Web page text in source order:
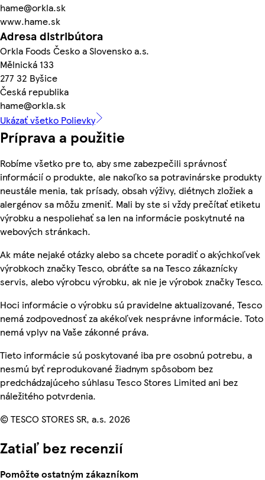
hame@orkla.sk
www.hame.sk
Adresa distribútora
Orkla Foods Česko a Slovensko a.s.
Mělnická 133
277 32 Byšice
Česká republika
hame@orkla.sk
Ukázať všetko Polievky
Príprava a použitie
Robíme všetko pre to, aby sme zabezpečili správnosť
informácií o produkte, ale nakoľko sa potravinárske produkty
neustále menia, tak prísady, obsah výživy, diétnych zložiek a
alergénov sa môžu zmeniť. Mali by ste si vždy prečítať etiketu
výrobku a nespoliehať sa len na informácie poskytnuté na
webových stránkach.
Ak máte nejaké otázky alebo sa chcete poradiť o akýchkoľvek
výrobkoch značky Tesco, obráťte sa na Tesco zákaznícky
servis, alebo výrobcu výrobku, ak nie je výrobok značky Tesco.
Hoci informácie o výrobku sú pravidelne aktualizované, Tesco
nemá zodpovednosť za akékoľvek nesprávne informácie. Toto
nemá vplyv na Vaše zákonné práva.
Tieto informácie sú poskytované iba pre osobnú potrebu, a
nesmú byť reprodukované žiadnym spôsobom bez
predchádzajúceho súhlasu Tesco Stores Limited ani bez
náležitého potvrdenia.
© TESCO STORES SR, a.s. 2026
Zatiaľ bez recenzií
Pomôžte ostatným zákazníkom